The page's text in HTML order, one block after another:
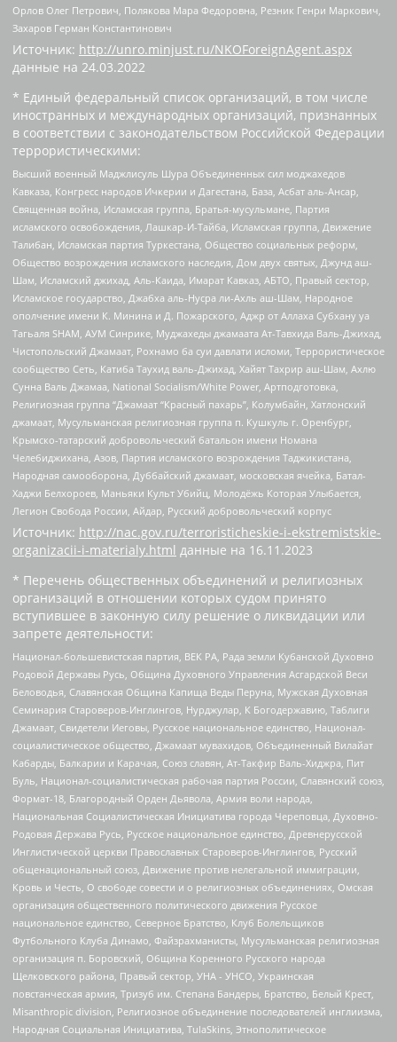
Орлов Олег Петрович, Полякова Мара Федоровна, Резник Генри Маркович,
Захаров Герман Константинович
Источник: http://unro.minjust.ru/NKOForeignAgent.aspx
данные на 24.03.2022
* Единый федеральный список организаций, в том числе
иностранных и международных организаций, признанных
в соответствии с законодательством Российской Федерации
террористическими:
Высший военный Маджлисуль Шура Объединенных сил моджахедов
Кавказа, Конгресс народов Ичкерии и Дагестана, База, Асбат аль-Ансар,
Священная война, Исламская группа, Братья-мусульмане, Партия
исламского освобождения, Лашкар-И-Тайба, Исламская группа, Движение
Талибан, Исламская партия Туркестана, Общество социальных реформ,
Общество возрождения исламского наследия, Дом двух святых, Джунд аш-
Шам, Исламский джихад, Аль-Каида, Имарат Кавказ, АБТО, Правый сектор,
Исламское государство, Джабха аль-Нусра ли-Ахль аш-Шам, Народное
ополчение имени К. Минина и Д. Пожарского, Аджр от Аллаха Субхану уа
Тагьаля SHAM, АУМ Синрике, Муджахеды джамаата Ат-Тавхида Валь-Джихад,
Чистопольский Джамаат, Рохнамо ба суи давлати исломи, Террористическое
сообщество Сеть, Катиба Таухид валь-Джихад, Хайят Тахрир аш-Шам, Ахлю
Сунна Валь Джамаа, National Socialism/White Power, Артподготовка,
Религиозная группа “Джамаат “Красный пахарь”, Колумбайн, Хатлонский
джамаат, Мусульманская религиозная группа п. Кушкуль г. Оренбург,
Крымско-татарский добровольческий батальон имени Номана
Челебиджихана, Азов, Партия исламского возрождения Таджикистана,
Народная самооборона, Дуббайский джамаат, московская ячейка, Батал-
Хаджи Белхороев, Маньяки Культ Убийц, Молодёжь Которая Улыбается,
Легион Свобода России, Айдар, Русский добровольческий корпус
Источник: http://nac.gov.ru/terroristicheskie-i-ekstremistskie-
organizacii-i-materialy.html данные на 16.11.2023
* Перечень общественных объединений и религиозных
организаций в отношении которых судом принято
вступившее в законную силу решение о ликвидации или
запрете деятельности:
Национал-большевистская партия, ВЕК РА, Рада земли Кубанской Духовно
Родовой Державы Русь, Община Духовного Управления Асгардской Веси
Беловодья, Славянская Община Капища Веды Перуна, Мужская Духовная
Семинария Староверов-Инглингов, Нурджулар, К Богодержавию, Таблиги
Джамаат, Свидетели Иеговы, Русское национальное единство, Национал-
социалистическое общество, Джамаат мувахидов, Объединенный Вилайат
Кабарды, Балкарии и Карачая, Союз славян, Ат-Такфир Валь-Хиджра, Пит
Буль, Национал-социалистическая рабочая партия России, Славянский союз,
Формат-18, Благородный Орден Дьявола, Армия воли народа,
Национальная Социалистическая Инициатива города Череповца, Духовно-
Родовая Держава Русь, Русское национальное единство, Древнерусской
Инглистической церкви Православных Староверов-Инглингов, Русский
общенациональный союз, Движение против нелегальной иммиграции,
Кровь и Честь, О свободе совести и о религиозных объединениях, Омская
организация общественного политического движения Русское
национальное единство, Северное Братство, Клуб Болельщиков
Футбольного Клуба Динамо, Файзрахманисты, Мусульманская религиозная
организация п. Боровский, Община Коренного Русского народа
Щелковского района, Правый сектор, УНА - УНСО, Украинская
повстанческая армия, Тризуб им. Степана Бандеры, Братство, Белый Крест,
Misanthropic division, Религиозное объединение последователей инглиизма,
Народная Социальная Инициатива, TulaSkins, Этнополитическое